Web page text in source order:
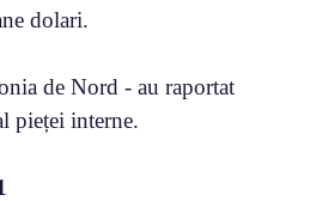
dolari.
de Nord - au raportat
pieței interne.